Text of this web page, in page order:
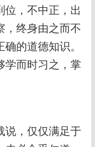
位，不中正，出
，终身由之而不
的道德知识。
学而时习之，掌
说，仅仅满足于